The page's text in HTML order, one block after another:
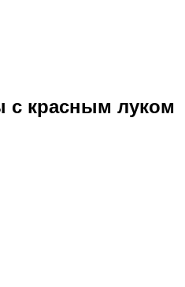
с красным луком